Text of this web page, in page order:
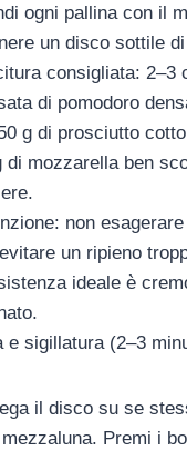
ogni pallina con il
un disco sottile
consigliata: 2–3
di pomodoro
g di prosciutto
di mozzarella ben
non
un ripieno
ideale è
e sigillatura (2–3
il disco su se
mezzaluna. Premi i